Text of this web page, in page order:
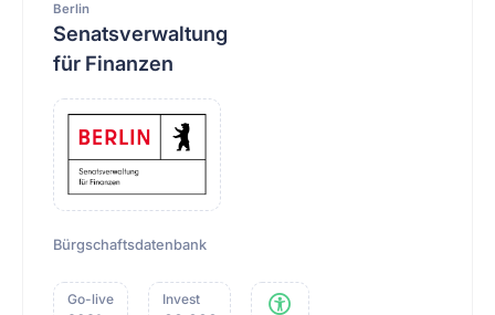
Berlin
Senatsverwaltung
für Finanzen
Bürgschaftsdatenbank
Go-live
Invest